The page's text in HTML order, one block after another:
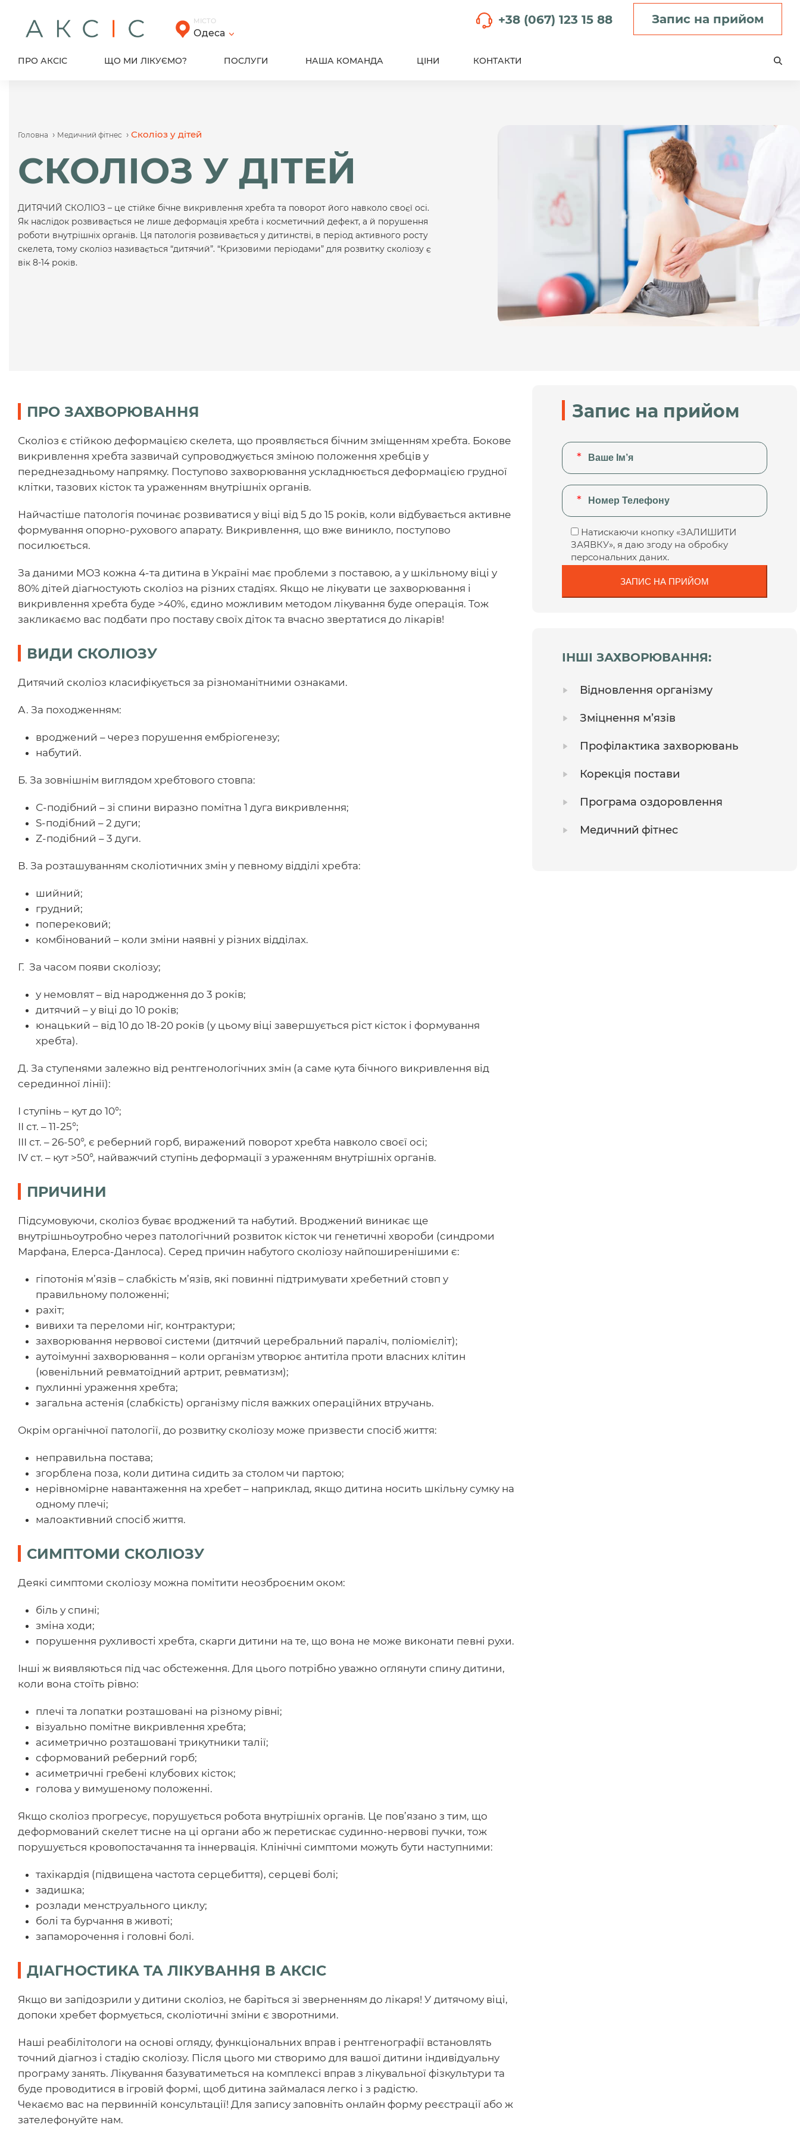
content
МІСТО
Одеса
+38 (067) 123 15 88 Запис на прийом
ПРО АКСІС ЩО МИ ЛІКУЄМО? ПОСЛУГИ НАША КОМАНДА ЦІНИ КОНТАКТИ
Головна › Медичний фітнес › Сколіоз у дітей
СКОЛІОЗ У ДІТЕЙ
ДИТЯЧИЙ СКОЛІОЗ – це стійке бічне викривлення хребта та поворот його навколо своєї осі.
Як наслідок розвивається не лише деформація хребта і косметичний дефект, а й порушення
роботи внутрішніх органів. Ця патологія розвивається у дитинстві, в період активного росту
скелета, тому сколіоз називається “дитячий”. “Кризовими періодами” для розвитку сколіозу є
вік 8-14 років.
ПРО ЗАХВОРЮВАННЯ
Сколіоз є стійкою деформацією скелета, що проявляється бічним зміщенням хребта. Бокове
викривлення хребта зазвичай супроводжується зміною положення хребців у
переднезадньому напрямку. Поступово захворювання ускладнюється деформацією грудної
клітки, тазових кісток та ураженням внутрішніх органів.
Найчастіше патологія починає розвиватися у віці від 5 до 15 років, коли відбувається активне
формування опорно-рухового апарату. Викривлення, що вже виникло, поступово
посилюється.
За даними МОЗ кожна 4-та дитина в Україні має проблеми з поставою, а у шкільному віці у
80% дітей діагностують сколіоз на різних стадіях. Якщо не лікувати це захворювання і
викривлення хребта буде >40%, єдино можливим методом лікування буде операція. Тож
закликаємо вас подбати про поставу своїх діток та вчасно звертатися до лікарів!
ВИДИ СКОЛІОЗУ
Дитячий сколіоз класифікується за різноманітними ознаками.
А. За походженням:
вроджений – через порушення ембріогенезу;
набутий.
Б. За зовнішнім виглядом хребтового стовпа:
С-подібний – зі спини виразно помітна 1 дуга викривлення;
S-подібний – 2 дуги;
Z-подібний – 3 дуги.
В. За розташуванням сколіотичних змін у певному відділі хребта:
шийний;
грудний;
поперековий;
комбінований – коли зміни наявні у різних відділах.
Г. За часом появи сколіозу;
у немовлят – від народження до 3 років;
дитячий – у віці до 10 років;
юнацький – від 10 до 18-20 років (у цьому віці завершується ріст кісток і формування
хребта).
Д. За ступенями залежно від рентгенологічних змін (а саме кута бічного викривлення від
серединної лінії):
І ступінь – кут до 10°;
ІІ ст. – 11-25°;
ІІІ ст. – 26-50°, є реберний горб, виражений поворот хребта навколо своєї осі;
IV ст. – кут >50°, найважчий ступінь деформації з ураженням внутрішніх органів.
ПРИЧИНИ
Підсумовуючи, сколіоз буває вроджений та набутий. Вроджений виникає ще
внутрішньоутробно через патологічний розвиток кісток чи генетичні хвороби (синдроми
Марфана, Елерса-Данлоса). Серед причин набутого сколіозу найпоширенішими є:
гіпотонія м’язів – слабкість м’язів, які повинні підтримувати хребетний стовп у
правильному положенні;
рахіт;
вивихи та переломи ніг, контрактури;
захворювання нервової системи (дитячий церебральний параліч, поліомієліт);
аутоімунні захворювання – коли організм утворює антитіла проти власних клітин
(ювенільний ревматоїдний артрит, ревматизм);
пухлинні ураження хребта;
загальна астенія (слабкість) організму після важких операційних втручань.
Окрім органічної патології, до розвитку сколіозу може призвести спосіб життя:
неправильна постава;
згорблена поза, коли дитина сидить за столом чи партою;
нерівномірне навантаження на хребет – наприклад, якщо дитина носить шкільну сумку на
одному плечі;
малоактивний спосіб життя.
СИМПТОМИ СКОЛІОЗУ
Деякі симптоми сколіозу можна помітити неозброєним оком:
біль у спині;
зміна ходи;
порушення рухливості хребта, скарги дитини на те, що вона не може виконати певні рухи.
Інші ж виявляються під час обстеження. Для цього потрібно уважно оглянути спину дитини,
коли вона стоїть рівно:
плечі та лопатки розташовані на різному рівні;
візуально помітне викривлення хребта;
асиметрично розташовані трикутники талії;
сформований реберний горб;
асиметричні гребені клубових кісток;
голова у вимушеному положенні.
Якщо сколіоз прогресує, порушується робота внутрішніх органів. Це пов’язано з тим, що
деформований скелет тисне на ці органи або ж перетискає судинно-нервові пучки, тож
порушується кровопостачання та іннервація. Клінічні симптоми можуть бути наступними:
тахікардія (підвищена частота серцебиття), серцеві болі;
задишка;
розлади менструального циклу;
болі та бурчання в животі;
запаморочення і головні болі.
ДІАГНОСТИКА ТА ЛІКУВАННЯ В АКСІС
Якщо ви запідозрили у дитини сколіоз, не баріться зі зверненням до лікаря! У дитячому віці,
допоки хребет формується, сколіотичні зміни є зворотними.
Наші реабілітологи на основі огляду, функціональних вправ і рентгенографії встановлять
точний діагноз і стадію сколіозу. Після цього ми створимо для вашої дитини індивідуальну
програму занять. Лікування базуватиметься на комплексі вправ з лікувальної фізкультури та
буде проводитися в ігровій формі, щоб дитина займалася легко і з радістю.
Чекаємо вас на первинній консультації! Для запису заповніть онлайн форму реєстрації або ж
зателефонуйте нам.
Запис на прийом
Натискаючи кнопку «ЗАЛИШИТИ
ЗАЯВКУ», я даю згоду на обробку
персональних даних.
ІНШІ ЗАХВОРЮВАННЯ:
Відновлення організму
Зміцнення м’язів
Профілактика захворювань
Корекція постави
Програма оздоровлення
Медичний фітнес